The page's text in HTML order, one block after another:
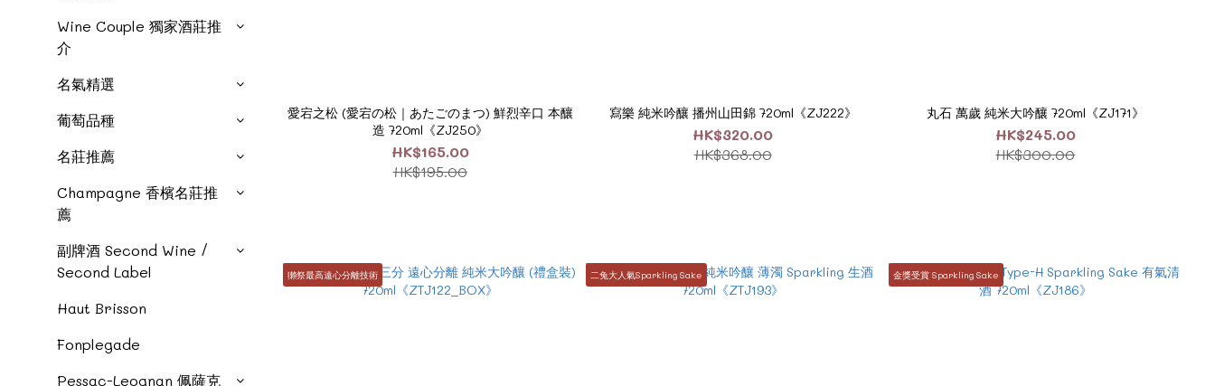
Wine Couple 獨家酒莊推
介
名氣精選
葡萄品種
名莊推薦
Champagne 香檳名莊推
薦
副牌酒 Second Wine /
Second Label
Haut Brisson
Fonplegade
Pessac-Leognan 佩薩克
愛宕之松 (愛宕の松｜あたごのまつ) 鮮烈辛口 本釀
造 720ml《ZJ250》
HK$165.00
HK$195.00
寫樂 純米吟釀 播州山田錦 720ml《ZJ222》
HK$320.00
HK$368.00
丸石 萬歲 純米大吟釀 720ml《ZJ171》
HK$245.00
HK$300.00
獺祭最高遠心分離技術 二兔大人氣Sparkling Sake 金獎受賞 Sparkling Sake